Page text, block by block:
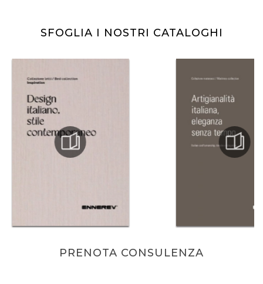
SFOGLIA I NOSTRI CATALOGHI
PRENOTA CONSULENZA